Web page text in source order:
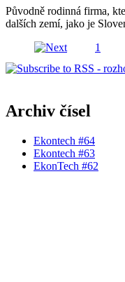
Původně rodinná firma,
dalších zemí, jako je
Stránky
1
Archiv čísel
Ekontech #64
Ekontech #63
EkonTech #62